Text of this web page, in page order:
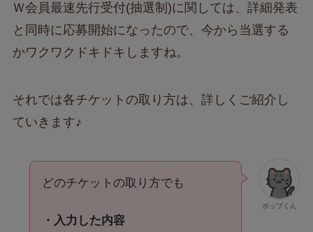
Ｗ会員最速先行受付(抽選制)に関しては、詳細発表
と同時に応募開始になったので、今から当選する
かワクワクドキドキしますね。
それでは各チケットの取り方は、詳しくご紹介し
ていきます♪
ポップくん
どのチケットの取り方でも
・入力した内容